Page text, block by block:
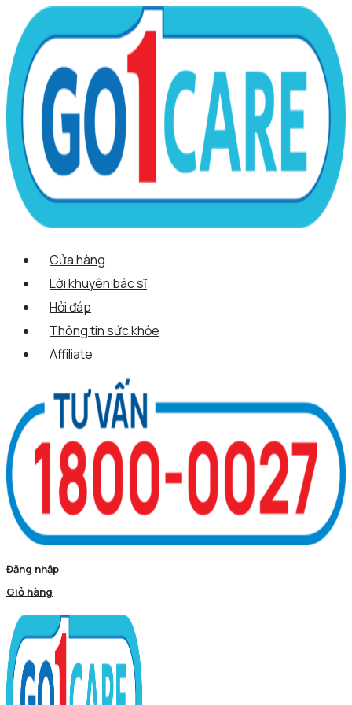
nội
dung
Menu
Cửa hàng
Lời khuyên bác sĩ
Hỏi đáp
Thông tin sức khỏe
Affiliate
Đăng nhập
Giỏ hàng
Tên*
Email*
Trang
web
Scroll
Up